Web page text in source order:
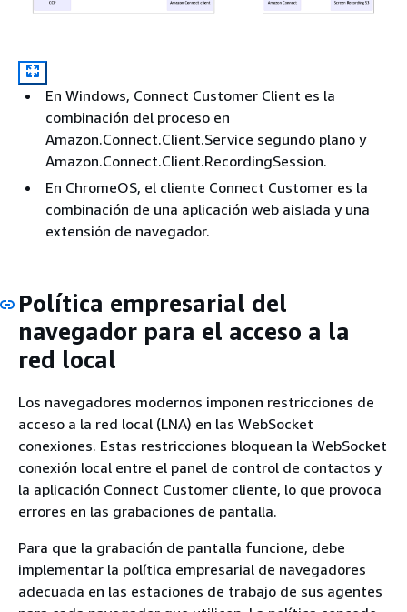
En Windows, Connect Customer Client es la
combinación del proceso en
Amazon.Connect.Client.Service segundo plano y
Amazon.Connect.Client.RecordingSession.
En ChromeOS, el cliente Connect Customer es la
combinación de una aplicación web aislada y una
extensión de navegador.
Política empresarial del
navegador para el acceso a la
red local
Los navegadores modernos imponen restricciones de
acceso a la red local (LNA) en las WebSocket
conexiones. Estas restricciones bloquean la WebSocket
conexión local entre el panel de control de contactos y
la aplicación Connect Customer cliente, lo que provoca
errores en las grabaciones de pantalla.
Para que la grabación de pantalla funcione, debe
implementar la política empresarial de navegadores
adecuada en las estaciones de trabajo de sus agentes